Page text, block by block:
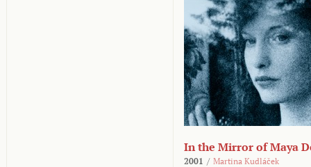
In the Mirror of Maya
2001 / Martina Kudláček